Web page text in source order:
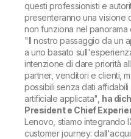
questi professionisti e
presenteranno una visione
non funziona nel panorama
"Il nostro passaggio da un
a uno basato
intenzione di dare priorità
partner, venditori e clienti,
possibili senza dati
artificiale applicata", ha
President e Chief
Lenovo, stiamo integrando
customer journey: